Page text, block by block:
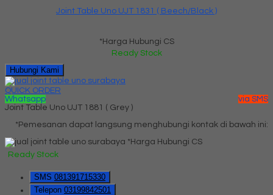
Joint Table Uno UJT 1831 ( Beech/Black )
*Harga Hubungi CS
Ready Stock
Hubungi Kami
QUICK ORDER
Whatsapp
via SMS
Joint Table Uno UJT 1881 ( Grey )
*Pemesanan dapat langsung menghubungi kontak di bawah ini:
*Harga Hubungi CS
Ready Stock
SMS 081391715330
Telepon 03199842501